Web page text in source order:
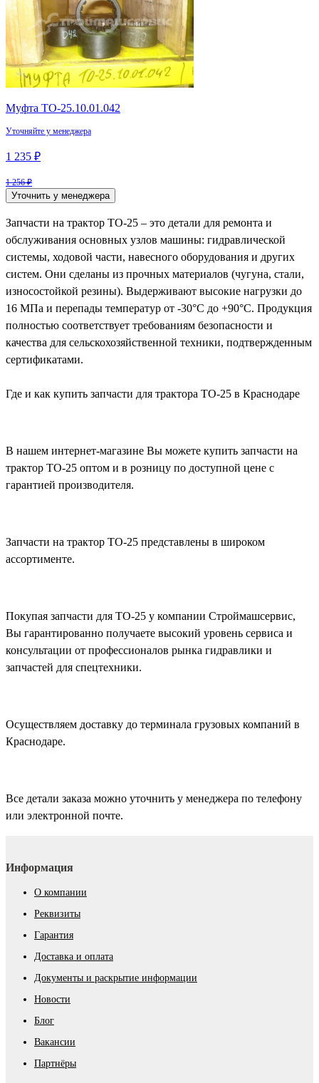
Муфта ТО-25.10.01.042
Уточняйте у менеджера
1 235 ₽
1 256 ₽
Уточнить у менеджера
Запчасти на трактор ТО-25 – это детали для ремонта и
обслуживания основных узлов машины: гидравлической
системы, ходовой части, навесного оборудования и других
систем. Они сделаны из прочных материалов (чугуна, стали,
износостойкой резины). Выдерживают высокие нагрузки до
16 МПа и перепады температур от -30°C до +90°C. Продукция
полностью соответствует требованиям безопасности и
качества для сельскохозяйственной техники, подтвержденным
сертификатами.
Где и как купить запчасти для трактора ТО-25 в Краснодаре
В нашем интернет-магазине Вы можете купить запчасти на
трактор ТО-25 оптом и в розницу по доступной цене с
гарантией производителя.
Запчасти на трактор ТО-25 представлены в широком
ассортименте.
Покупая запчасти для ТО-25 у компании Строймашсервис,
Вы гарантированно получаете высокий уровень сервиса и
консультации от профессионалов рынка гидравлики и
запчастей для спецтехники.
Осуществляем доставку до терминала грузовых компаний в
Краснодаре.
Все детали заказа можно уточнить у менеджера по телефону
или электронной почте.
Информация
О компании
Реквизиты
Гарантия
Доставка и оплата
Документы и раскрытие информации
Новости
Блог
Вакансии
Партнёры